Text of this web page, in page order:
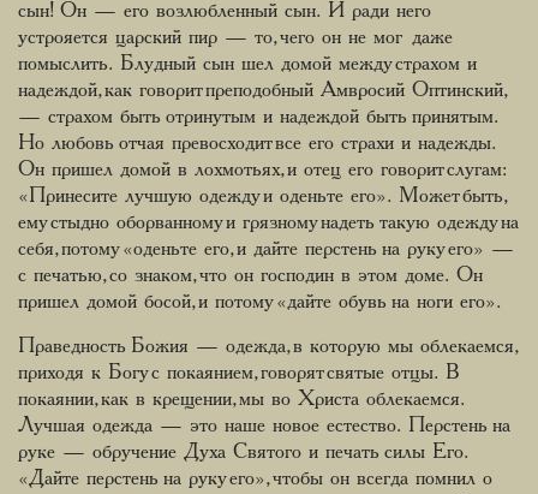
сын! Он — его возлюбленный сын. И ради него
устрояется царский пир — то, чего он не мог даже
помыслить. Блудный сын шел домой между страхом и
надеждой, как говорит преподобный Амвросий Оптинский,
— страхом быть отринутым и надеждой быть принятым.
Но любовь отчая превосходит все его страхи и надежды.
Он пришел домой в лохмотьях, и отец его говорит слугам:
«Принесите лучшую одежду и оденьте его». Может быть,
ему стыдно оборванному и грязному надеть такую одежду на
себя, потому «оденьте его, и дайте перстень на руку его» —
с печатью, со знаком, что он господин в этом доме. Он
пришел домой босой, и потому «дайте обувь на ноги его».
Праведность Божия — одежда, в которую мы облекаемся,
приходя к Богу с покаянием, говорят святые отцы. В
покаянии, как в крещении, мы во Христа облекаемся.
Лучшая одежда — это наше новое естество. Перстень на
руке — обручение Духа Святого и печать силы Его.
«Дайте перстень на руку его», чтобы он всегда помнил о